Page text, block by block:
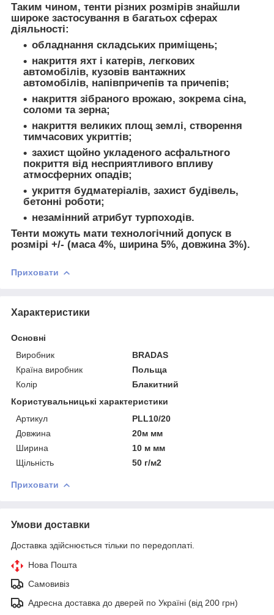
Таким чином, тенти різних розмірів знайшли
широке застосування в багатьох сферах
діяльності:
обладнання складських приміщень;
накриття яхт і катерів, легкових
автомобілів, кузовів вантажних
автомобілів, напівпричепів та причепів;
накриття зібраного врожаю, зокрема сіна,
соломи та зерна;
накриття великих площ землі, створення
тимчасових укриттів;
захист щойно укладеного асфальтного
покриття від несприятливого впливу
атмосферних опадів;
укриття будматеріалів, захист будівель,
бетонні роботи;
незамінний атрибут турпоходів.
Тенти можуть мати технологічний допуск в
розмірі +/- (маса 4%, ширина 5%, довжина 3%).
Приховати
Характеристики
Основні
Виробник
BRADAS
Країна виробник
Польща
Колір
Блакитний
Користувальницькі характеристики
Артикул
PLL10/20
Довжина
20м мм
Ширина
10 м мм
Щільність
50 г/м2
Приховати
Умови доставки
Доставка здійснюється тільки по передоплаті.
Нова Пошта
Самовивіз
Адресна доставка до дверей по Україні (від 200 грн)